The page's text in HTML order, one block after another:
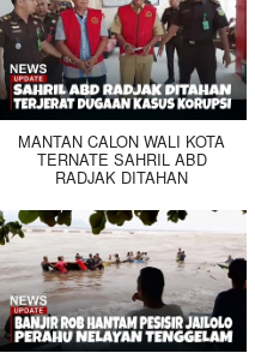
MANTAN CALON WALI KOTA
TERNATE SAHRIL ABD
RADJAK DITAHAN